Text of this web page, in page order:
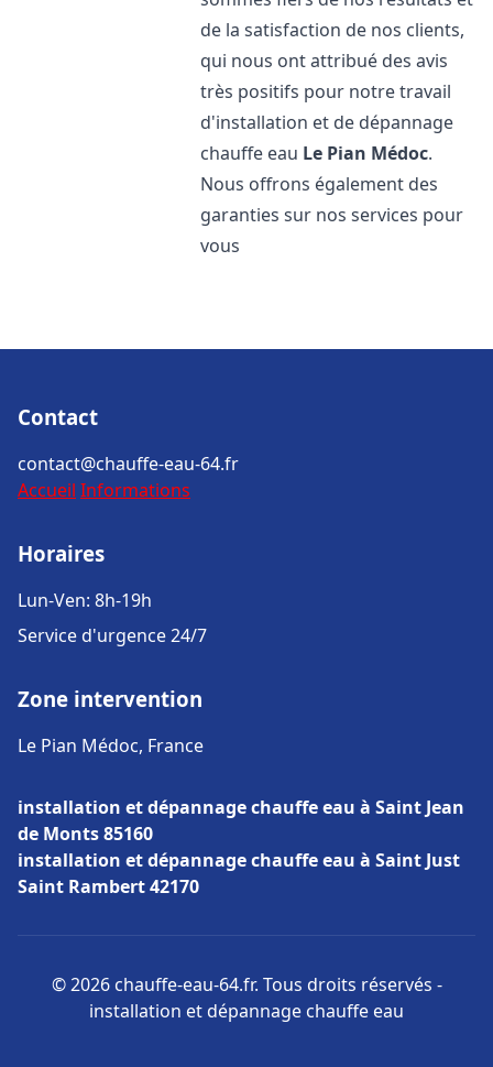
de la satisfaction de nos clients,
qui nous ont attribué des avis
très positifs pour notre travail
d'installation et de dépannage
chauffe eau Le Pian Médoc.
Nous offrons également des
garanties sur nos services pour
vous
Contact
contact@chauffe-eau-64.fr
Accueil Informations
Horaires
Lun-Ven: 8h-19h
Service d'urgence 24/7
Zone intervention
Le Pian Médoc, France
installation et dépannage chauffe eau à Saint Jean
de Monts 85160
installation et dépannage chauffe eau à Saint Just
Saint Rambert 42170
© 2026 chauffe-eau-64.fr. Tous droits réservés -
installation et dépannage chauffe eau